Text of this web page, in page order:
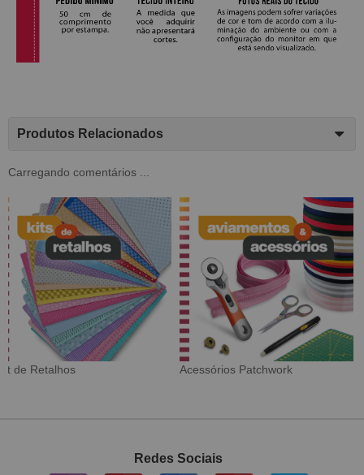
Produtos Relacionados
Carregando comentários ...
Tecido Digital Sarja Impermeável
Redes Sociais